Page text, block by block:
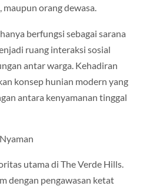
maupun orang dewasa.
berfungsi sebagai sarana
ruang interaksi sosial
antar warga. Kehadiran
konsep hunian modern yang
antara kenyamanan tinggal
utama di The Verde Hills.
dengan pengawasan ketat